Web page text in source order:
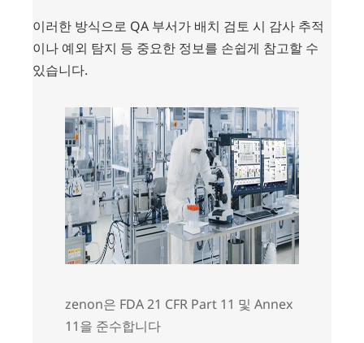
이러한 방식으로 QA 부서가 배치 검토 시 감사 추적
이나 예외 탐지 등 중요한 정보를 손쉽게 참고할 수
있습니다.
zenon은 FDA 21 CFR Part 11 및 Annex
11을 준수합니다